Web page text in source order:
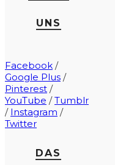
UNS
Facebook /
Google Plus /
Pinterest /
YouTube /Tumblr
/ Instagram /
Twitter
DAS